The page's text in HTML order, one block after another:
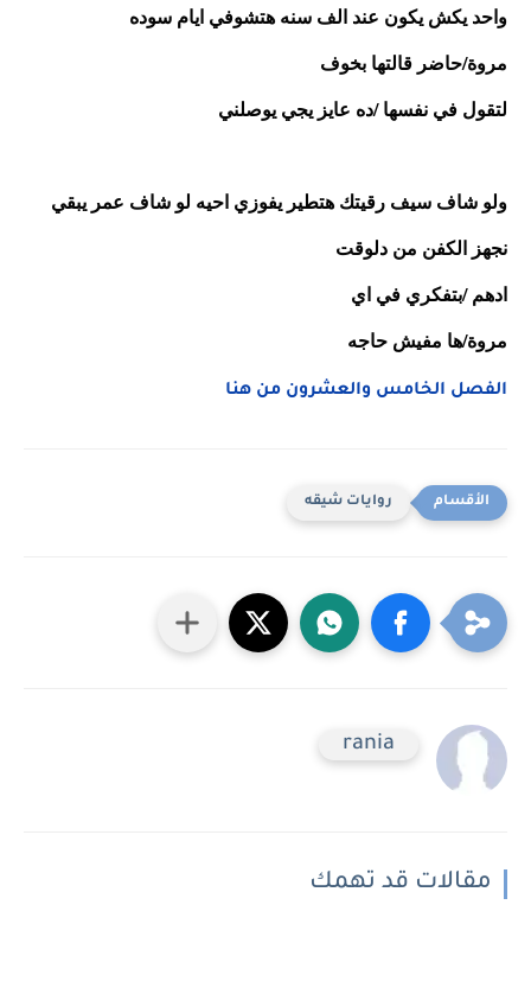
واحد يكش يكون عند الف سنه هتشوفي ايام سوده
مروة/حاضر قالتها بخوف
لتقول في نفسها /ده عايز يجي يوصلني
نجهز الكفن من دلوقت
ادهم /بتفكري في اي
مروة/ها مفيش حاجه
الفصل الخامس والعشرون من هنا
روايات شيقه
rania
مقالات قد تهمك